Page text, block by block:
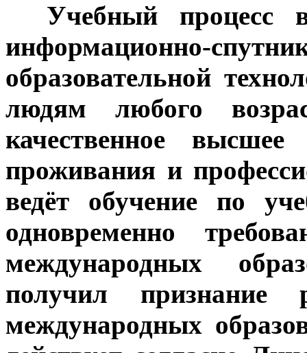
Учебный процесс
информационно-
образовательной
людям любого
качественное
проживания и
ведёт обучение по
одновременно
международных
получил признание
международных